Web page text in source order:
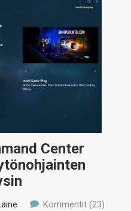
Center
Kommentit (23)